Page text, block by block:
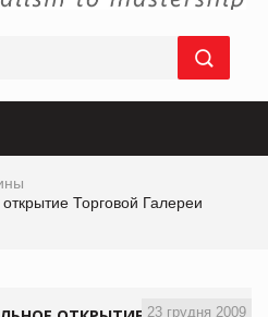
Торговой Галереи
23 грудня 2009